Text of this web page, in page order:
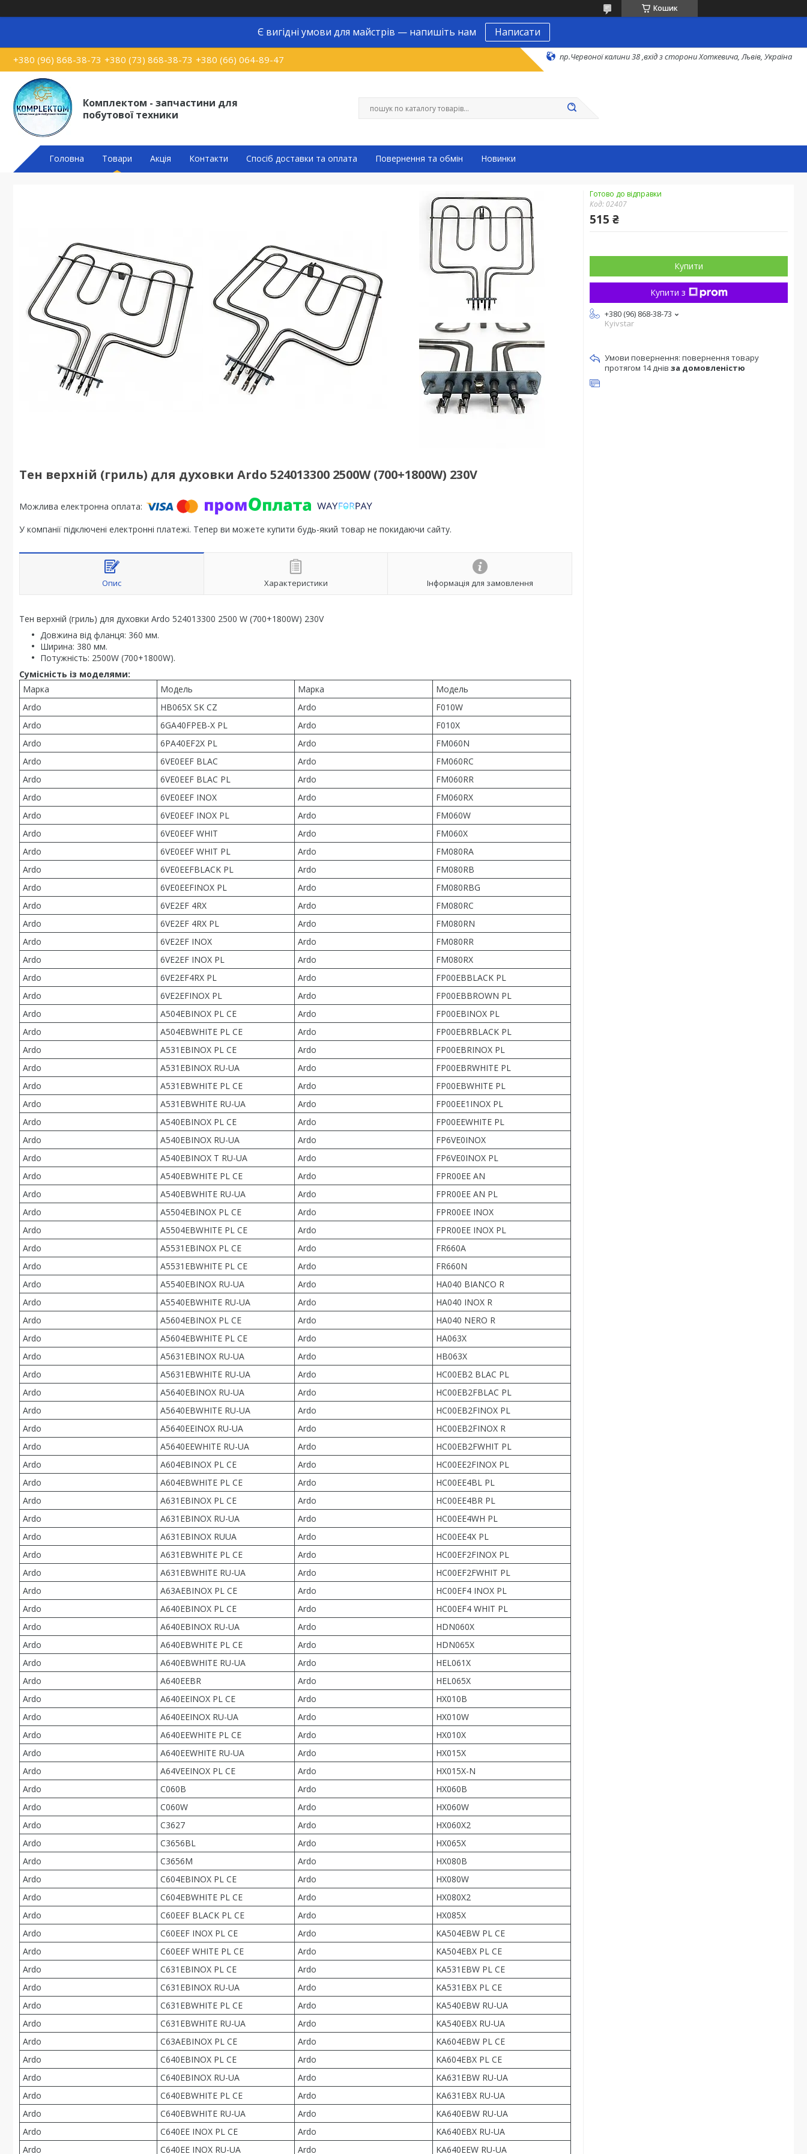
Кошик
Є вигідні умови для майстрів — напишіть нам Написати
+380 (96) 868-38-73 +380 (73) 868-38-73 +380 (66) 064-89-47 пр.Червоної калини 38 ,вхід з сторони Хоткевича, Львів, Україна
Комплектом - запчастини для
побутової техники
Головна Товари Акція Контакти Спосіб доставки та оплата Повернення та обмін Новинки
Тен верхній (гриль) для духовки Ardo 524013300 2500W (700+1800W) 230V
У компанії підключені електронні платежі. Тепер ви можете купити будь-який товар не покидаючи сайту.
Опис Характеристики Інформація для замовлення
Тен верхній (гриль) для духовки Ardo 524013300 2500 W (700+1800W) 230V
Довжина від фланця: 360 мм.
Ширина: 380 мм.
Потужність: 2500W (700+1800W).
Сумісність із моделями:
Марка
Модель Марка
Модель
Ardo
HB065X SK CZ Ardo
F010W
Ardo
6GA40FPEB-X PL Ardo
F010X
Ardo
6PA40EF2X PL Ardo
FM060N
Ardo
6VE0EEF BLAC Ardo
FM060RC
Ardo
6VE0EEF BLAC PL Ardo
FM060RR
Ardo
6VE0EEF INOX Ardo
FM060RX
Ardo
6VE0EEF INOX PL Ardo
FM060W
Ardo
6VE0EEF WHIT Ardo
FM060X
Ardo
6VE0EEF WHIT PL Ardo
FM080RA
Ardo
6VE0EEFBLACK PL Ardo
FM080RB
Ardo
6VE0EEFINOX PL Ardo
FM080RBG
Ardo
6VE2EF 4RX Ardo
FM080RC
Ardo
6VE2EF 4RX PL Ardo
FM080RN
Ardo
6VE2EF INOX Ardo
FM080RR
Ardo
6VE2EF INOX PL Ardo
FM080RX
Ardo
6VE2EF4RX PL Ardo
FP00EBBLACK PL
Ardo
6VE2EFINOX PL Ardo
FP00EBBROWN PL
Ardo
A504EBINOX PL CE Ardo
FP00EBINOX PL
Ardo
A504EBWHITE PL CE Ardo
FP00EBRBLACK PL
Ardo
A531EBINOX PL CE Ardo
FP00EBRINOX PL
Ardo
A531EBINOX RU-UA Ardo
FP00EBRWHITE PL
Ardo
A531EBWHITE PL CE Ardo
FP00EBWHITE PL
Ardo
A531EBWHITE RU-UA Ardo
FP00EE1INOX PL
Ardo
A540EBINOX PL CE Ardo
FP00EEWHITE PL
Ardo
A540EBINOX RU-UA Ardo
FP6VE0INOX
Ardo
A540EBINOX T RU-UA Ardo
FP6VE0INOX PL
Ardo
A540EBWHITE PL CE Ardo
FPR00EE AN
Ardo
A540EBWHITE RU-UA Ardo
FPR00EE AN PL
Ardo
A5504EBINOX PL CE Ardo
FPR00EE INOX
Ardo
A5504EBWHITE PL CE Ardo
FPR00EE INOX PL
Ardo
A5531EBINOX PL CE Ardo
FR660A
Ardo
A5531EBWHITE PL CE Ardo
FR660N
Ardo
A5540EBINOX RU-UA Ardo
HA040 BIANCO R
Ardo
A5540EBWHITE RU-UA Ardo
HA040 INOX R
Ardo
A5604EBINOX PL CE Ardo
HA040 NERO R
Ardo
A5604EBWHITE PL CE Ardo
HA063X
Ardo
A5631EBINOX RU-UA Ardo
HB063X
Ardo
A5631EBWHITE RU-UA Ardo
HC00EB2 BLAC PL
Ardo
A5640EBINOX RU-UA Ardo
HC00EB2FBLAC PL
Ardo
A5640EBWHITE RU-UA Ardo
HC00EB2FINOX PL
Ardo
A5640EEINOX RU-UA Ardo
HC00EB2FINOX R
Ardo
A5640EEWHITE RU-UA Ardo
HC00EB2FWHIT PL
Ardo
A604EBINOX PL CE Ardo
HC00EE2FINOX PL
Ardo
A604EBWHITE PL CE Ardo
HC00EE4BL PL
Ardo
A631EBINOX PL CE Ardo
HC00EE4BR PL
Ardo
A631EBINOX RU-UA Ardo
HC00EE4WH PL
Ardo
A631EBINOX RUUA Ardo
HC00EE4X PL
Ardo
A631EBWHITE PL CE Ardo
HC00EF2FINOX PL
Ardo
A631EBWHITE RU-UA Ardo
HC00EF2FWHIT PL
Ardo
A63AEBINOX PL CE Ardo
HC00EF4 INOX PL
Ardo
A640EBINOX PL CE Ardo
HC00EF4 WHIT PL
Ardo
A640EBINOX RU-UA Ardo
HDN060X
Ardo
A640EBWHITE PL CE Ardo
HDN065X
Ardo
A640EBWHITE RU-UA Ardo
HEL061X
Ardo
A640EEBR Ardo
HEL065X
Ardo
A640EEINOX PL CE Ardo
HX010B
Ardo
A640EEINOX RU-UA Ardo
HX010W
Ardo
A640EEWHITE PL CE Ardo
HX010X
Ardo
A640EEWHITE RU-UA Ardo
HX015X
Ardo
A64VEEINOX PL CE Ardo
HX015X-N
Ardo
C060B Ardo
HX060B
Ardo
C060W Ardo
HX060W
Ardo
C3627 Ardo
HX060X2
Ardo
C3656BL Ardo
HX065X
Ardo
C3656M Ardo
HX080B
Ardo
C604EBINOX PL CE Ardo
HX080W
Ardo
C604EBWHITE PL CE Ardo
HX080X2
Ardo
C60EEF BLACK PL CE Ardo
HX085X
Ardo
C60EEF INOX PL CE Ardo
KA504EBW PL CE
Ardo
C60EEF WHITE PL CE Ardo
KA504EBX PL CE
Ardo
C631EBINOX PL CE Ardo
KA531EBW PL CE
Ardo
C631EBINOX RU-UA Ardo
KA531EBX PL CE
Ardo
C631EBWHITE PL CE Ardo
KA540EBW RU-UA
Ardo
C631EBWHITE RU-UA Ardo
KA540EBX RU-UA
Ardo
C63AEBINOX PL CE Ardo
KA604EBW PL CE
Ardo
C640EBINOX PL CE Ardo
KA604EBX PL CE
Ardo
C640EBINOX RU-UA Ardo
KA631EBW RU-UA
Ardo
C640EBWHITE PL CE Ardo
KA631EBX RU-UA
Ardo
C640EBWHITE RU-UA Ardo
KA640EBW RU-UA
Ardo
C640EE INOX PL CE Ardo
KA640EBX RU-UA
Ardo
C640EE INOX RU-UA Ardo KA640EEW RU-UA
Готово до відправки
Код: 02407
515 ₴
Купити
Купити з
+380 (96) 868-38-73
Kyivstar
повернення товару
протягом 14 днів за домовленістю